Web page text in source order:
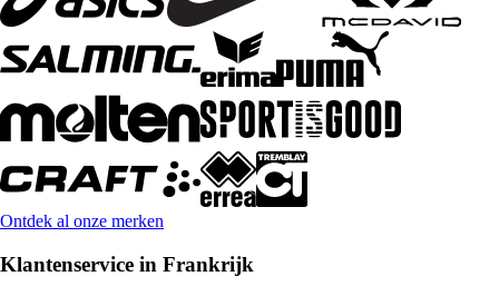
Ontdek al onze merken
Klantenservice in Frankrijk